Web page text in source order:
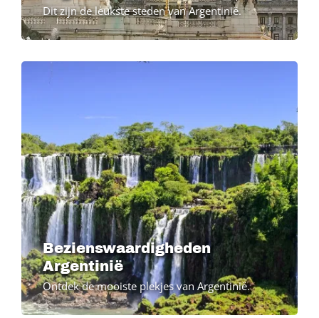
Dit zijn de leukste steden van Argentinië.
Bezienswaardigheden
Argentinië
Ontdek de mooiste plekjes van Argentinië.